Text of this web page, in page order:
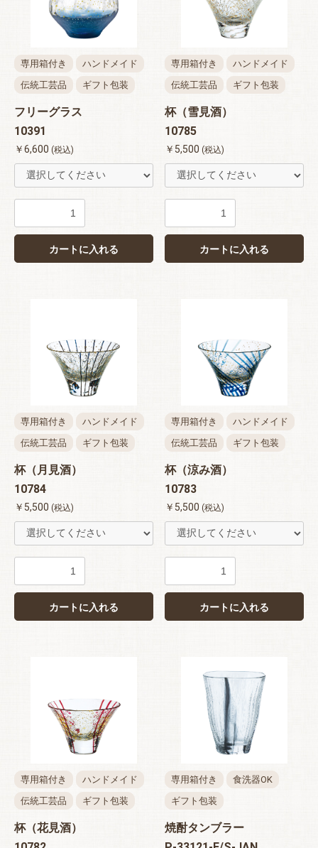
専用箱付き
ハンドメイド
伝統工芸品
ギフト包装
フリーグラス
10391
￥6,600 (税込)
カートに入れる
専用箱付き
ハンドメイド
伝統工芸品
ギフト包装
杯（雪見酒）
10785
￥5,500 (税込)
カートに入れる
専用箱付き
ハンドメイド
伝統工芸品
ギフト包装
杯（月見酒）
10784
￥5,500 (税込)
カートに入れる
専用箱付き
ハンドメイド
伝統工芸品
ギフト包装
杯（涼み酒）
10783
￥5,500 (税込)
カートに入れる
専用箱付き
ハンドメイド
伝統工芸品
ギフト包装
杯（花見酒）
専用箱付き
食洗器OK
ギフト包装
焼酎タンブラー